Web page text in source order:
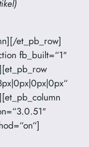
et_pb_row]
fb_built=“1″